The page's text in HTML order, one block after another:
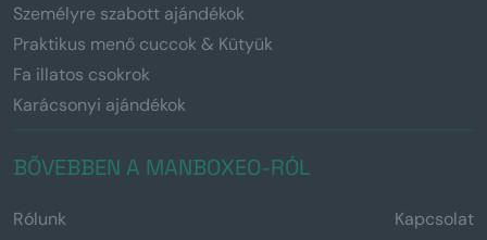
Személyre szabott ajándékok
Praktikus menő cuccok & Kütyük
Fa illatos csokrok
Karácsonyi ajándékok
BŐVEBBEN A MANBOXEO-RÓL
Rólunk Kapcsolat